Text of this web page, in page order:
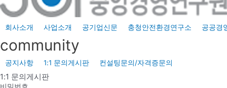
회사소개 사업소개 공기업신문 충청안전환경연구소 공공경
community
공지사항 1:1 문의게시판 컨설팅문의/자격증문의
1:1 문의게시판
비밀번호